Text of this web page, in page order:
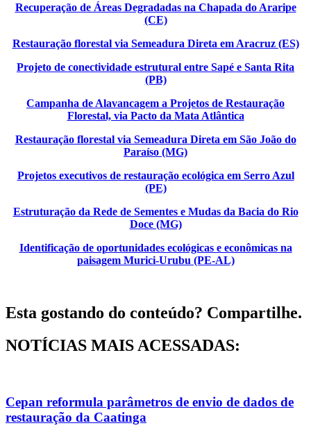
Recuperação de Áreas Degradadas na Chapada do Araripe
(CE)
Restauração florestal via Semeadura Direta em Aracruz (ES)
Projeto de conectividade estrutural entre Sapé e Santa Rita
(PB)
Campanha de Alavancagem a Projetos de Restauração
Florestal, via Pacto da Mata Atlântica
Restauração florestal via Semeadura Direta em São João do
Paraíso (MG)
Projetos executivos de restauração ecológica em Serro Azul
(PE)
Estruturação da Rede de Sementes e Mudas da Bacia do Rio
Doce (MG)
Identificação de oportunidades ecológicas e econômicas na
paisagem Murici-Urubu (PE-AL)
Esta gostando do conteúdo? Compartilhe.
NOTÍCIAS MAIS ACESSADAS:
Cepan reformula parâmetros de envio de dados de
restauração da Caatinga